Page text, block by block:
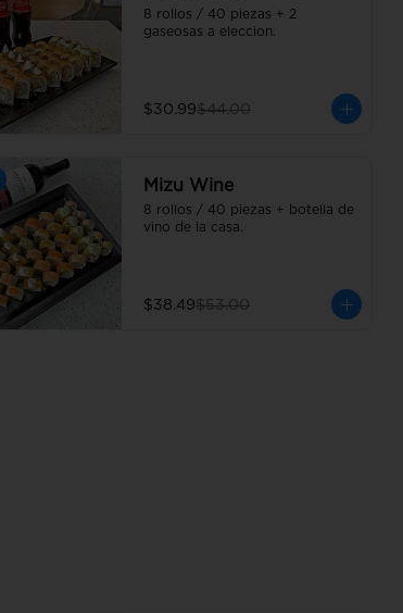
8 rollos / 40 piezas + 2
gaseosas a eleccion.
$30.99$44.00
Mizu Wine
8 rollos / 40 piezas + botella de
vino de la casa.
$38.49$53.00